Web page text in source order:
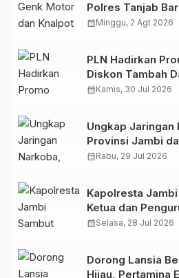
Polres Tanjab
Kendaraan
calendar_monthMinggu, 2 Agt 2026
PLN Hadirkan
Diskon Tambah
GIIAS 2026
calendar_monthKamis, 30 Jul 2026
Ungkap Jaringan
Provinsi Jambi
Amankan
calendar_monthRabu, 29 Jul 2026
Kapolresta
Ketua dan
Perkuat Sinergi
calendar_monthSelasa, 28 Jul 2026
Dorong Lansia
Hijau, Pertamina